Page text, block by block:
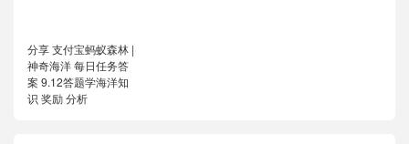
分享 支付宝蚂蚁森林 |
神奇海洋 每日任务答
案 9.12答题学海洋知
识 奖励 分析